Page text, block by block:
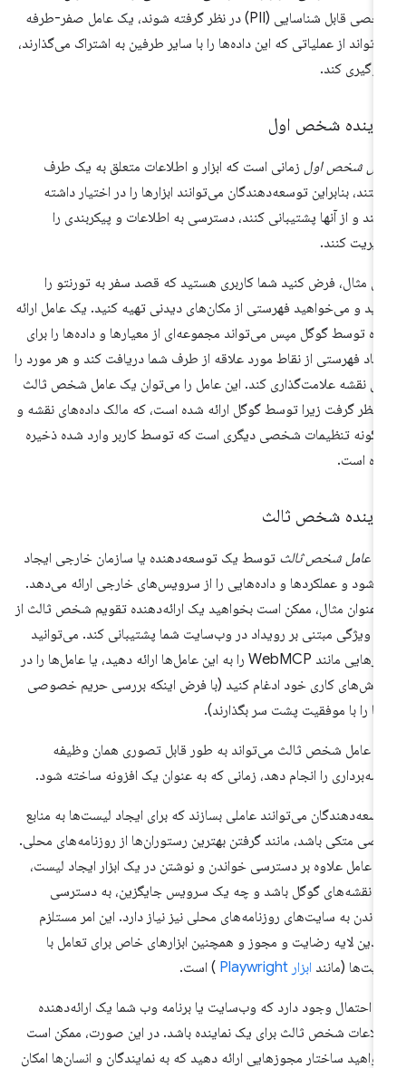
شخصی قابل شناسایی (PII) در نظر گرفته شوند، یک عامل صفر-طرفه
از عملیاتی که این داده‌ها را با سایر طرفین به اشتراک می‌گذارند،
کند.
شخص اول
شخص اول زمانی است که ابزار و اطلاعات متعلق به یک طرف
بنابراین توسعه‌دهندگان می‌توانند ابزارها را در اختیار داشته
و از آنها پشتیبانی کنند، دسترسی به اطلاعات و پیکربندی را
کنند.
مثال، فرض کنید شما کاربری هستید که قصد سفر به تورنتو را
و می‌خواهید فهرستی از مکان‌های دیدنی تهیه کنید. یک عامل ارائه
توسط گوگل مپس می‌تواند مجموعه‌ای از معیارها و داده‌ها را برای
فهرستی از نقاط مورد علاقه از طرف شما دریافت کند و هر مورد را
نقشه علامت‌گذاری کند. این عامل را می‌توان یک عامل شخص ثالث
نظر گرفت زیرا توسط گوگل ارائه شده است، که مالک داده‌های نقشه و
تنظیمات شخصی دیگری است که توسط کاربر وارد شده ذخیره
است.
شخص ثالث
عامل شخص ثالثتوسط یک توسعه‌دهنده یا سازمان خارجی ایجاد
و عملکردها و داده‌هایی را از سرویس‌های خارجی ارائه می‌دهد.
عنوان مثال، ممکن است بخواهید یک ارائه‌دهنده تقویم شخص ثالث از
ویژگی مبتنی بر رویداد در وب‌سایت شما پشتیبانی کند. می‌توانید
ابزارهایی مانند WebMCP را به این عامل‌ها ارائه دهید، یا عامل‌ها را در
کاری خود ادغام کنید (با فرض اینکه بررسی حریم خصوصی
را با موفقیت پشت سر بگذارند).
عامل شخص ثالث می‌تواند به طور قابل تصوری همان وظیفه
را انجام دهد، زمانی که به عنوان یک افزونه ساخته شود.
می‌توانند عاملی بسازند که برای ایجاد لیست‌ها به منابع
متکی باشد، مانند گرفتن بهترین رستوران‌ها از روزنامه‌های محلی.
عامل علاوه بر دسترسی خواندن و نوشتن در یک ابزار ایجاد لیست،
نقشه‌های گوگل باشد و چه یک سرویس جایگزین، به دسترسی
به سایت‌های روزنامه‌های محلی نیز نیاز دارد. این امر مستلزم
لایه رضایت و مجوز و همچنین ابزارهای خاص برای تعامل با
(مانندابزار Playwright ) است.
احتمال وجود دارد که وب‌سایت یا برنامه وب شما یک ارائه‌دهنده
شخص ثالث برای یک نماینده باشد. در این صورت، ممکن است
ساختار مجوزهایی ارائه دهید که به نمایندگان و انسان‌ها امکان